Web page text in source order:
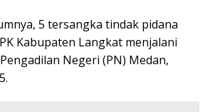
5 tersangka tindak pidana
Kabupaten Langkat menjalani
Negeri (PN) Medan,